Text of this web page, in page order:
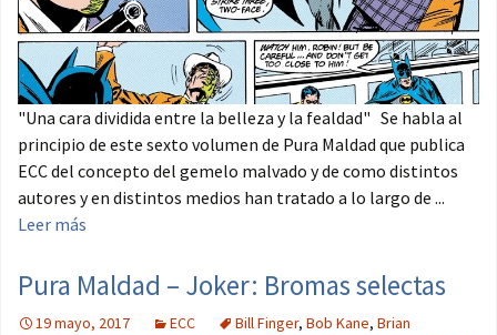
"Una cara dividida entre la belleza y la fealdad" Se habla al
principio de este sexto volumen de Pura Maldad que publica
ECC del concepto del gemelo malvado y de como distintos
autores y en distintos medios han tratado a lo largo de ...
Leer más
Pura Maldad – Joker: Bromas selectas
19 mayo, 2017 ECC Bill Finger, Bob Kane, Brian